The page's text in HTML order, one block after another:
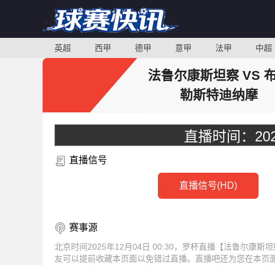
英超 西甲 德甲 意甲 法甲 中超
法鲁尔康斯坦察 VS
勒斯特迪纳摩
直播时间：
直播信号
直播信号(HD)
赛事源
北京时间2025年12月04日 00:30，罗杯直播【法鲁尔康斯
友可以提前收藏本页面以免错过直播。直播吧还为您在本